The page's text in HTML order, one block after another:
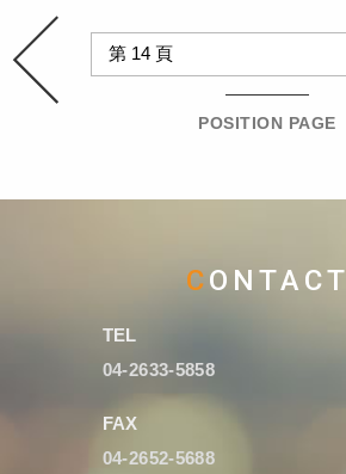
POSITION PAGE
CONTACT
TEL
04-2633-5858
FAX
04-2652-5688